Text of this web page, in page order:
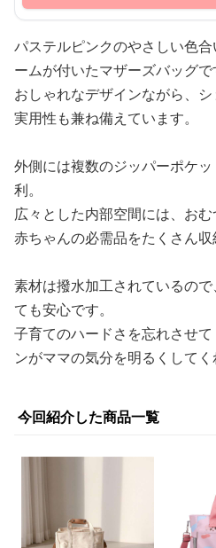
パステルピンクのやさしい色
ームが付いたマザーズバッグで
おしゃれなデザインながら、
実用性も兼ね備えています。
外側には複数のジッパーポケ
利。
広々とした内部空間には、お
赤ちゃんの必需品をたくさん収
素材は撥水加工されているの
ても安心です。
子育てのハードさを忘れさせ
ンがママの気分を明るくしてく
今回紹介した商品一覧